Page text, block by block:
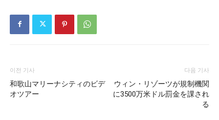
이전 기사
和歌山マリーナシティのビデ
オツアー
다음 기사
ウィン・リゾーツが規制機関
に3500万米ドル罰金を課され
る